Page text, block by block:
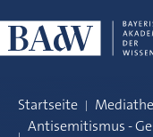
Startseite
Antisemitismus -